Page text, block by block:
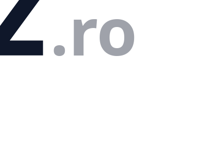
.ro